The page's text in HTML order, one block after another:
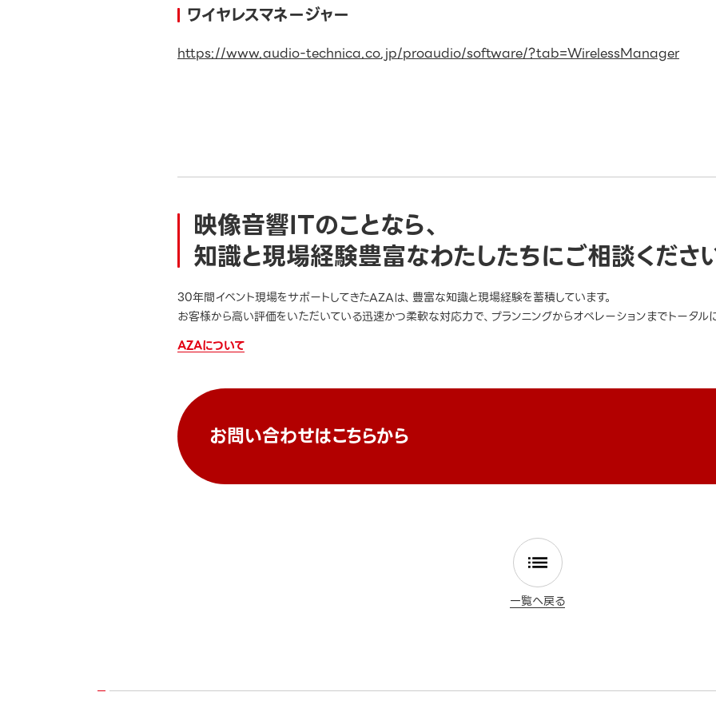
ワイヤレスマネージャー
https://www.audio-technica.co.jp/proaudio/software/?tab=WirelessManager
映像音響ITのことなら、
知識と現場経験豊富なわたしたちにご相談くださ
30年間イベント現場をサポートしてきたAZAは、豊富な知識と現場経験を蓄積しています。
お客様から高い評価をいただいている迅速かつ柔軟な対応力で、プランニングからオペレーションまでトータル
AZAについて
お問い合わせはこちらから
一覧へ戻る